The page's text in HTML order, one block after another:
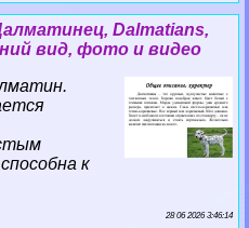
Dalmatians,
вид, фото и видео
к
28 06 2026 3:46:14